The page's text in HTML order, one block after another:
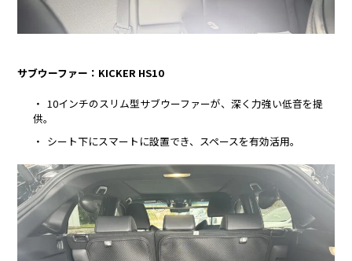
サブウーファー：KICKER HS10
10インチのスリム型サブウーファーが、深く力強い低音を提
供。
シート下にスマートに設置でき、スペースを有効活用。